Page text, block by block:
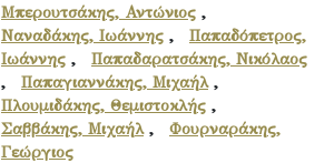
Μπερουτσάκης, Αντώνιος ,
Ναναδάκης, Ιωάννης , Παπαδόπετρος,
Ιωάννης , Παπαδαρατσάκης, Νικόλαος
, Παπαγιαννάκης, Μιχαήλ,
Πλουμιδάκης, Θεμιστοκλής ,
Σαββάκης, Μιχαήλ, Φουρναράκης,
Γεώργιος